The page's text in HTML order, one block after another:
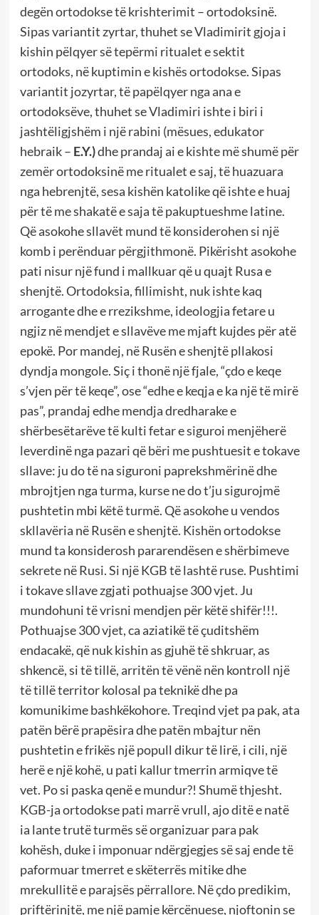
degën ortodokse të krishterimit – ortodoksinë.
Sipas variantit zyrtar, thuhet se Vladimirit gjoja i
kishin pëlqyer së tepërmi ritualet e sektit
ortodoks, në kuptimin e kishës ortodokse. Sipas
variantit jozyrtar, të papëlqyer nga ana e
ortodoksëve, thuhet se Vladimiri ishte i biri i
jashtëligjshëm i një rabini (mësues, edukator
hebraik – E.Y.)dhe prandaj ai e kishte më shumë për
zemër ortodoksinë me ritualet e saj, të huazuara
nga hebrenjtë, sesa kishën katolike që ishte e huaj
për të me shakatë e saja të pakuptueshme latine.
Që asokohe sllavët mund të konsiderohen si një
komb i perënduar përgjithmonë. Pikërisht asokohe
pati nisur një fund i mallkuar që u quajt Rusa e
shenjtë. Ortodoksia, fillimisht, nuk ishte kaq
arrogante dhe e rrezikshme, ideologjia fetare u
ngjiz në mendjet e sllavëve me mjaft kujdes për atë
epokë. Por mandej, në Rusën e shenjtë pllakosi
dyndja mongole. Siç i thonë një fjale, “çdo e keqe
s’vjen për të keqe”, ose “edhe e keqja e ka një të mirë
pas”, prandaj edhe mendja dredharake e
shërbesëtarëve të kulti fetar e siguroi menjëherë
leverdinë nga pazari që bëri me pushtuesit e tokave
sllave: ju do të na siguroni paprekshmërinë dhe
mbrojtjen nga turma, kurse ne do t’ju sigurojmë
pushtetin mbi këtë turmë. Që asokohe u vendos
skllavëria në Rusën e shenjtë. Kishën ortodokse
mund ta konsiderosh pararendësen e shërbimeve
sekrete në Rusi. Si një KGB të lashtë ruse. Pushtimi
i tokave sllave zgjati pothuajse 300 vjet. Ju
mundohuni të vrisni mendjen për këtë shifër!!!.
Pothuajse 300 vjet, ca aziatikë të çuditshëm
endacakë, që nuk kishin as gjuhë të shkruar, as
shkencë, si të tillë, arritën të vënë nën kontroll një
të tillë territor kolosal pa teknikë dhe pa
komunikime bashkëkohore. Treqind vjet pa pak, ata
patën bërë prapësira dhe patën mbajtur nën
pushtetin e frikës një popull dikur të lirë, i cili, një
herë e një kohë, u pati kallur tmerrin armiqve të
vet. Po si paska qenë e mundur?! Shumë thjesht.
KGB-ja ortodokse pati marrë vrull, ajo ditë e natë
ia lante trutë turmës së organizuar para pak
kohësh, duke i imponuar ndërgjegjes së saj ende të
paformuar tmerret e skëterrës mitike dhe
mrekullitë e parajsës përrallore. Në çdo predikim,
priftërinjtë, me një pamje kërcënuese, njoftonin se